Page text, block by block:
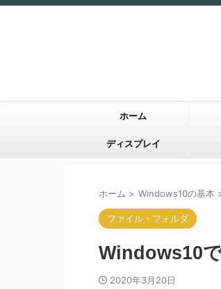
ホーム
ディスプレイ
ホーム > Windows10の基本
ファイル・フォルダ
Windows10
2020年3月20日